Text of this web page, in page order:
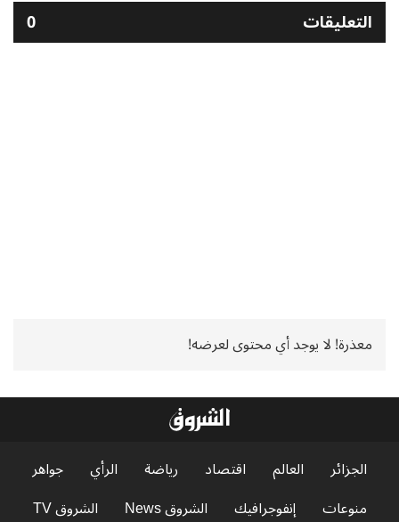
التعليقات 0
معذرة! لا يوجد أي محتوى لعرضه!
الجزائر العالم اقتصاد رياضة الرأي
جواهر
منوعات
إنفوجرافيك الشروق News الشروق TV